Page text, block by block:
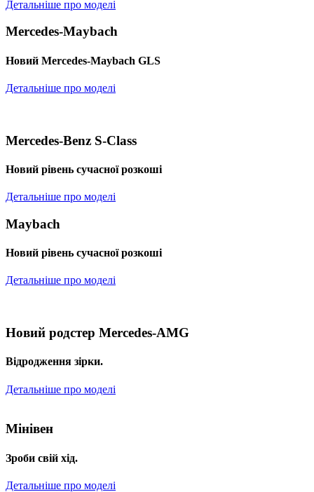
Детальніше про моделі
Mercedes-Maybach
Новий Mercedes-Maybach GLS
Детальніше про моделі
Mercedes-Benz S-Class
Новий рівень сучасної розкоші
Детальніше про моделі
Maybach
Новий рівень сучасної розкоші
Детальніше про моделі
Новий родстер Mercedes-AMG
Відродження зірки.
Детальніше про моделі
Мінівен
Зроби свій хід.
Детальніше про моделі